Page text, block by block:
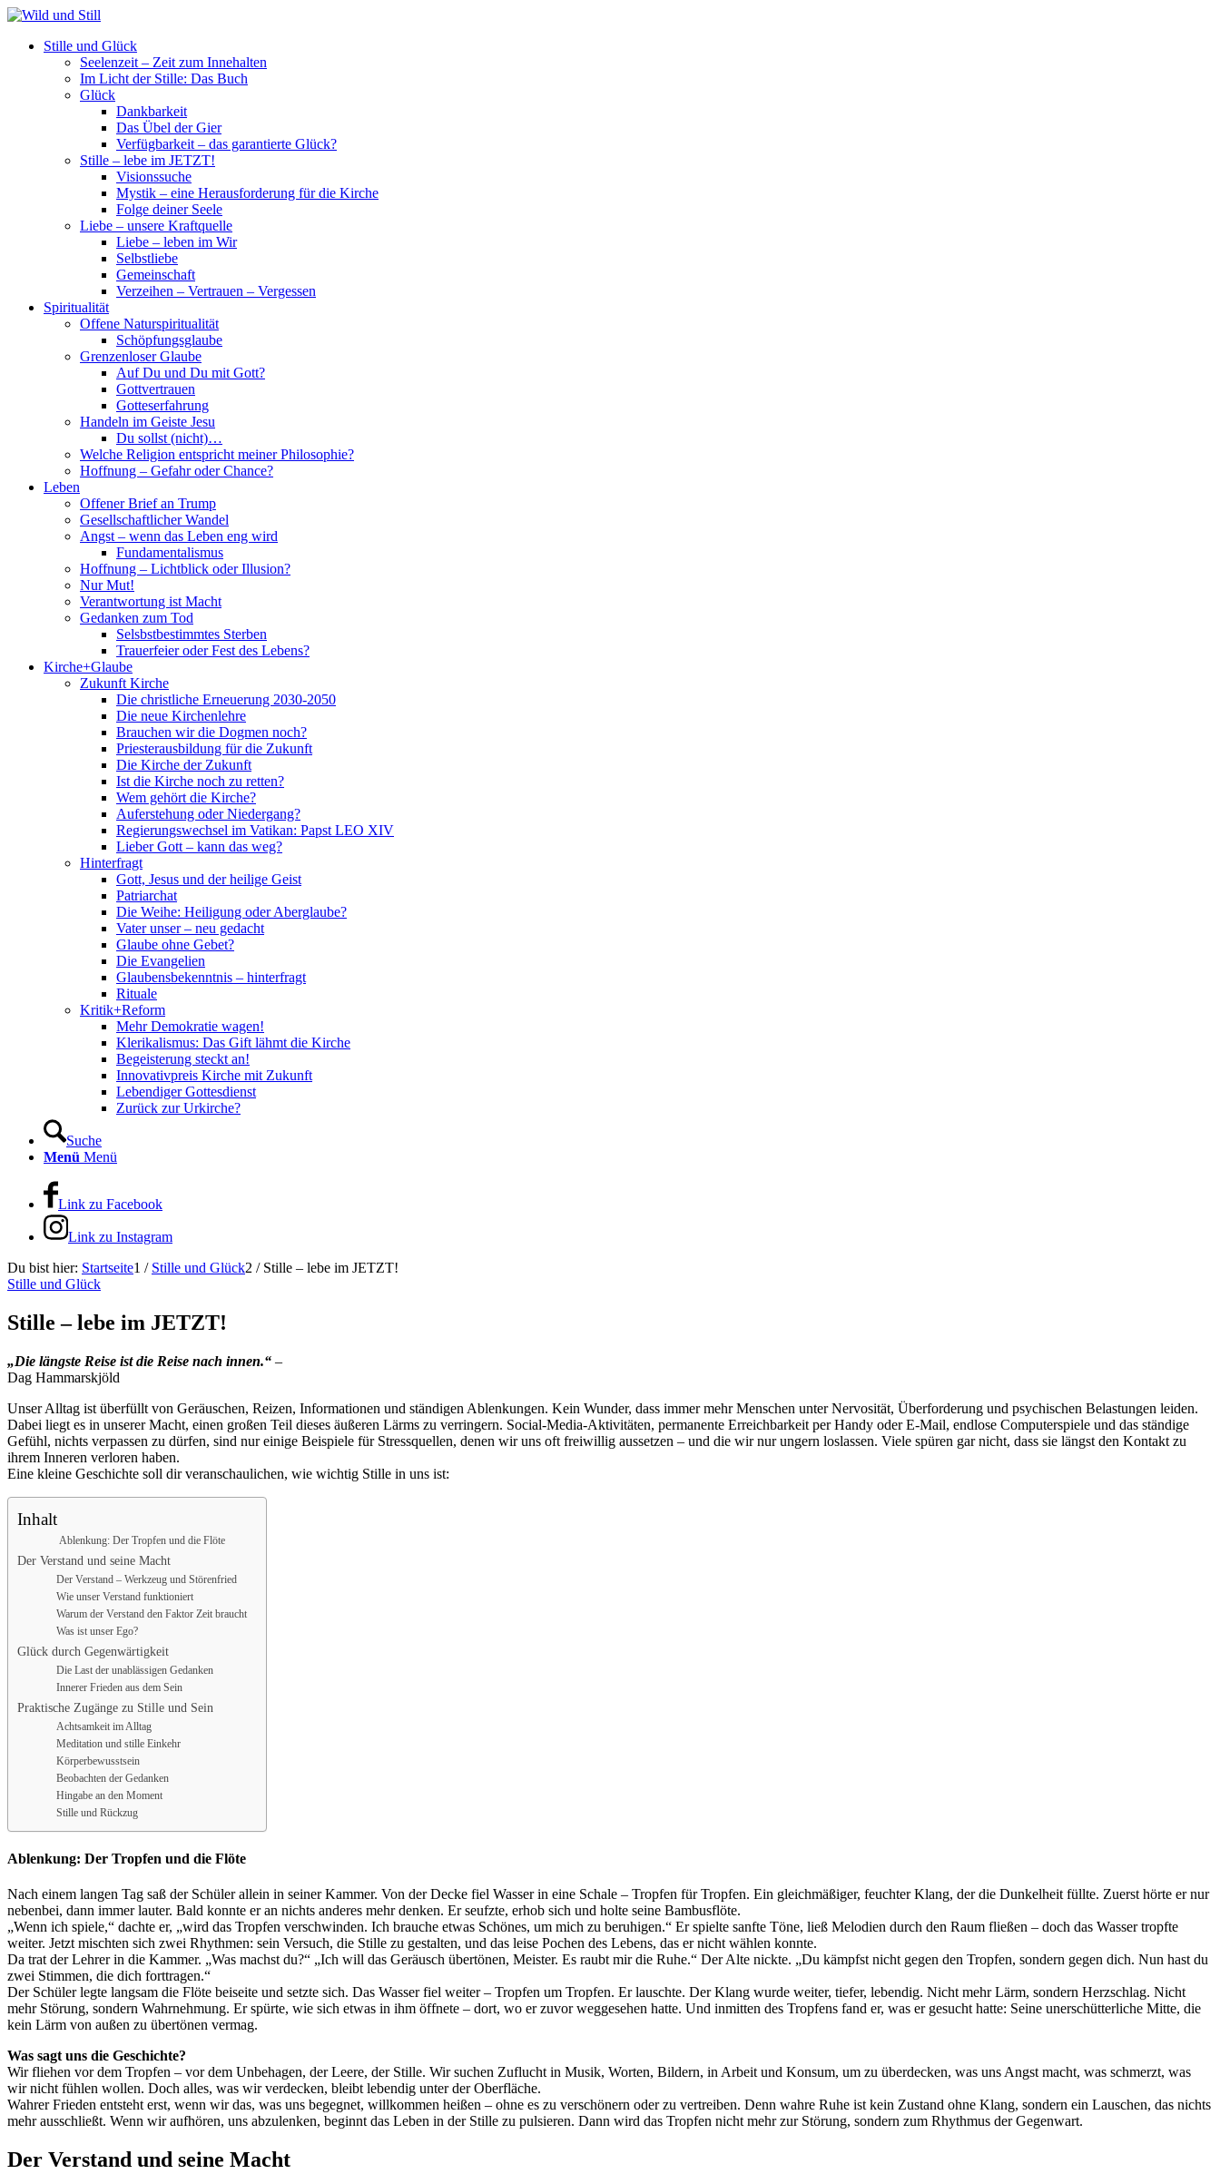
Stille und Glück
Seelenzeit – Zeit zum Innehalten
Im Licht der Stille: Das Buch
Glück
Dankbarkeit
Das Übel der Gier
Verfügbarkeit – das garantierte Glück?
Stille – lebe im JETZT!
Visionssuche
Mystik – eine Herausforderung für die Kirche
Folge deiner Seele
Liebe – unsere Kraftquelle
Liebe – leben im Wir
Selbstliebe
Gemeinschaft
Verzeihen – Vertrauen – Vergessen
Spiritualität
Offene Naturspiritualität
Schöpfungsglaube
Grenzenloser Glaube
Auf Du und Du mit Gott?
Gottvertrauen
Gotteserfahrung
Handeln im Geiste Jesu
Du sollst (nicht)…
Welche Religion entspricht meiner Philosophie?
Hoffnung – Gefahr oder Chance?
Leben
Offener Brief an Trump
Gesellschaftlicher Wandel
Angst – wenn das Leben eng wird
Fundamentalismus
Hoffnung – Lichtblick oder Illusion?
Nur Mut!
Verantwortung ist Macht
Gedanken zum Tod
Selsbstbestimmtes Sterben
Trauerfeier oder Fest des Lebens?
Kirche+Glaube
Zukunft Kirche
Die christliche Erneuerung 2030-2050
Die neue Kirchenlehre
Brauchen wir die Dogmen noch?
Priesterausbildung für die Zukunft
Die Kirche der Zukunft
Ist die Kirche noch zu retten?
Wem gehört die Kirche?
Auferstehung oder Niedergang?
Regierungswechsel im Vatikan: Papst LEO XIV
Lieber Gott – kann das weg?
Hinterfragt
Gott, Jesus und der heilige Geist
Patriarchat
Die Weihe: Heiligung oder Aberglaube?
Vater unser – neu gedacht
Glaube ohne Gebet?
Die Evangelien
Glaubensbekenntnis – hinterfragt
Rituale
Kritik+Reform
Mehr Demokratie wagen!
Klerikalismus: Das Gift lähmt die Kirche
Begeisterung steckt an!
Innovativpreis Kirche mit Zukunft
Lebendiger Gottesdienst
Zurück zur Urkirche?
Suche
Menü Menü
Link zu Facebook
Link zu Instagram
Du bist hier: Startseite1 / Stille und Glück2 / Stille – lebe im JETZT!
Stille und Glück
Stille – lebe im JETZT!
„Die längste Reise ist die Reise nach innen.“ –
Dag Hammarskjöld
Unser Alltag ist überfüllt von Geräuschen, Reizen, Informationen und ständigen Ablenkungen. Kein Wunder, dass immer mehr Menschen unter Nervosität, Überforderung und psychischen Belastungen leiden.
Dabei liegt es in unserer Macht, einen großen Teil dieses äußeren Lärms zu verringern. Social-Media-Aktivitäten, permanente Erreichbarkeit per Handy oder E-Mail, endlose Computerspiele und das ständige
Gefühl, nichts verpassen zu dürfen, sind nur einige Beispiele für Stressquellen, denen wir uns oft freiwillig aussetzen – und die wir nur ungern loslassen. Viele spüren gar nicht, dass sie längst den Kontakt zu
ihrem Inneren verloren haben.
Eine kleine Geschichte soll dir veranschaulichen, wie wichtig Stille in uns ist:
Inhalt
Ablenkung: Der Tropfen und die Flöte
Der Verstand und seine Macht
Der Verstand – Werkzeug und Störenfried
Wie unser Verstand funktioniert
Warum der Verstand den Faktor Zeit braucht
Was ist unser Ego?
Glück durch Gegenwärtigkeit
Die Last der unablässigen Gedanken
Innerer Frieden aus dem Sein
Praktische Zugänge zu Stille und Sein
Achtsamkeit im Alltag
Meditation und stille Einkehr
Körperbewusstsein
Beobachten der Gedanken
Hingabe an den Moment
Stille und Rückzug
Ablenkung: Der Tropfen und die Flöte
Nach einem langen Tag saß der Schüler allein in seiner Kammer. Von der Decke fiel Wasser in eine Schale – Tropfen für Tropfen. Ein gleichmäßiger, feuchter Klang, der die Dunkelheit füllte. Zuerst hörte er nur
nebenbei, dann immer lauter. Bald konnte er an nichts anderes mehr denken. Er seufzte, erhob sich und holte seine Bambusflöte.
„Wenn ich spiele,“ dachte er, „wird das Tropfen verschwinden. Ich brauche etwas Schönes, um mich zu beruhigen.“ Er spielte sanfte Töne, ließ Melodien durch den Raum fließen – doch das Wasser tropfte
weiter. Jetzt mischten sich zwei Rhythmen: sein Versuch, die Stille zu gestalten, und das leise Pochen des Lebens, das er nicht wählen konnte.
Da trat der Lehrer in die Kammer. „Was machst du?“ „Ich will das Geräusch übertönen, Meister. Es raubt mir die Ruhe.“ Der Alte nickte. „Du kämpfst nicht gegen den Tropfen, sondern gegen dich. Nun hast du
zwei Stimmen, die dich forttragen.“
Der Schüler legte langsam die Flöte beiseite und setzte sich. Das Wasser fiel weiter – Tropfen um Tropfen. Er lauschte. Der Klang wurde weiter, tiefer, lebendig. Nicht mehr Lärm, sondern Herzschlag. Nicht
mehr Störung, sondern Wahrnehmung. Er spürte, wie sich etwas in ihm öffnete – dort, wo er zuvor weggesehen hatte. Und inmitten des Tropfens fand er, was er gesucht hatte: Seine unerschütterliche Mitte, die
kein Lärm von außen zu übertönen vermag.
Was sagt uns die Geschichte?
Wir fliehen vor dem Tropfen – vor dem Unbehagen, der Leere, der Stille. Wir suchen Zuflucht in Musik, Worten, Bildern, in Arbeit und Konsum, um zu überdecken, was uns Angst macht, was schmerzt, was
wir nicht fühlen wollen. Doch alles, was wir verdecken, bleibt lebendig unter der Oberfläche.
Wahrer Frieden entsteht erst, wenn wir das, was uns begegnet, willkommen heißen – ohne es zu verschönern oder zu vertreiben. Denn wahre Ruhe ist kein Zustand ohne Klang, sondern ein Lauschen, das nichts
mehr ausschließt. Wenn wir aufhören, uns abzulenken, beginnt das Leben in der Stille zu pulsieren. Dann wird das Tropfen nicht mehr zur Störung, sondern zum Rhythmus der Gegenwart.
Der Verstand und seine Macht